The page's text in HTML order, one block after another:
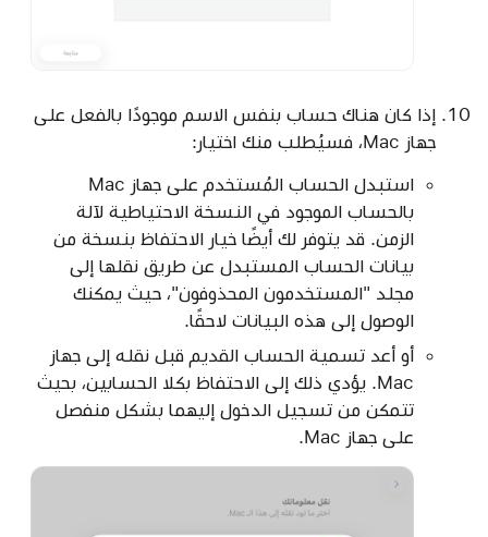
إذا كان هناك حساب بنفس الاسم موجودًا بالفعل على
جهاز Mac، فسيُطلب منك اختيار:
استبدل الحساب المُستخدم على جهاز Mac
بالحساب الموجود في النسخة الاحتياطية لآلة
الزمن. قد يتوفر لك أيضًا خيار الاحتفاظ بنسخة من
بيانات الحساب المستبدل عن طريق نقلها إلى
مجلد "المستخدمون المحذوفون"، حيث يمكنك
الوصول إلى هذه البيانات لاحقًا.
أو أعد تسمية الحساب القديم قبل نقله إلى جهاز
Mac. يؤدي ذلك إلى الاحتفاظ بكلا الحسابين، بحيث
تتمكن من تسجيل الدخول إليهما بشكل منفصل
على جهاز Mac.